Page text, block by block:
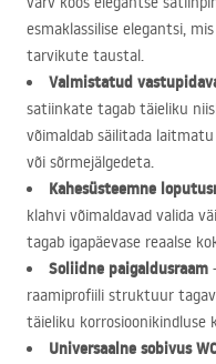
esmaklassilise elegantsi,
tarvikute taustal.
Valmistatud
satiinkate tagab täieliku
võimaldab säilitada
või sõrmejälgedeta.
Kahesüsteemne
klahvi võimaldavad valida
tagab igapäevase reaalse
Soliidne paigaldusraam
raamiprofiili struktuur
täieliku korrosioonikindluse
Universaalne sobivus